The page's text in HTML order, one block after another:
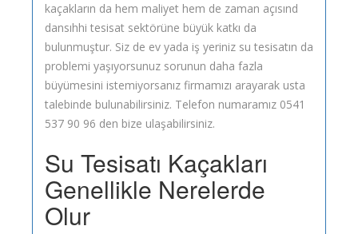
kaçakların da hem maliyet hem de zaman açısınd
dansıhhi tesisat sektörüne büyük katkı da
bulunmuştur. Siz de ev yada iş yeriniz su tesisatın da
problemi yaşıyorsunuz sorunun daha fazla
büyümesini istemiyorsanız firmamızı arayarak usta
talebinde bulunabilirsiniz. Telefon numaramız 0541
537 90 96 den bize ulaşabilirsiniz.
Su Tesisatı Kaçakları
Genellikle Nerelerde
Olur